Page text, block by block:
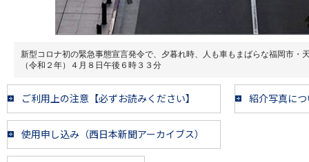
新型コロナ初の緊急事態宣言発令で、夕暮れ時、人も車もまばらな福岡市・
（令和２年）４月８日午後６時３３分
ご利用上の注意【必ずお読みください】 紹介写真に
使用申し込み（西日本新聞アーカイブス）